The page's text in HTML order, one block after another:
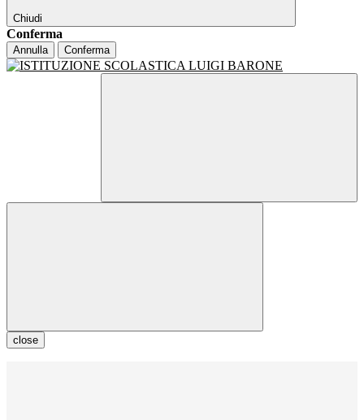
Chiudi
Conferma
Annulla Conferma
close